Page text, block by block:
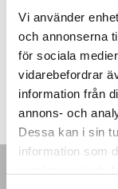
Vi använder
och annonserna
för sociala
vidarebefordrar
information från
annons- och
Dessa kan i sin
information som
funktion är